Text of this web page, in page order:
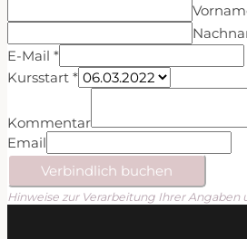
E-Mail *
Kursstart *
Kommentar
Email
Verbindlich buchen
Hinweise zur Verarbeitung Ihrer Angaben